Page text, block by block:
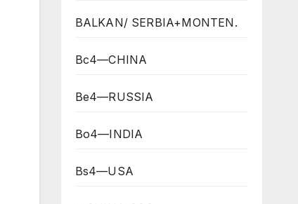
BALKAN/ SERBIA+MONTEN.
Bc4—CHINA
Be4—RUSSIA
Bo4—INDIA
Bs4—USA